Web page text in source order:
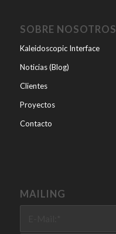
SOBRE NOSOTROS
Kaleidoscopic Interface
Noticias (Blog)
Clientes
Proyectos
Contacto
MAILING